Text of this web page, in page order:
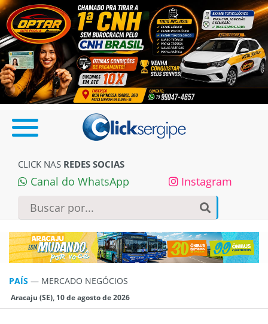
CLICK NAS REDES SOCIAS
Canal do WhatsApp Instagram
PAÍS — MERCADO NEGÓCIOS
Aracaju (SE), 10 de agosto de 2026